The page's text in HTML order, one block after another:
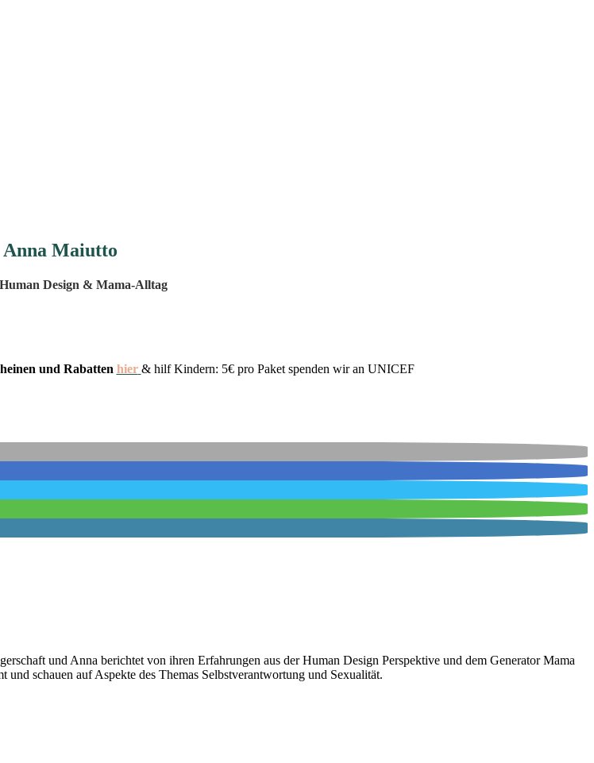
Anna Maiutto
Design & Mama-Alltag
und Rabatten hier & hilf Kindern: 5€ pro Paket spenden wir an UNICEF
und Anna berichtet von ihren Erfahrungen aus der Human Design Perspektive und dem Generator Mama
schauen auf Aspekte des Themas Selbstverantwortung und Sexualität.